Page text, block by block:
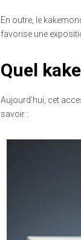
En outre, le
favorise une
Quel
Aujourd’hui, cet
savoir :